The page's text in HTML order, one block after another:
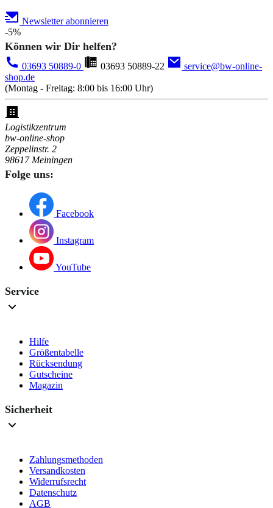
Newsletter abonnieren
-5%
Können wir Dir helfen?
03693 50889-0 03693 50889-22
service@bw-online-
shop.de
(Montag - Freitag: 8:00 bis 16:00 Uhr)
Logistikzentrum
bw-online-shop
Zeppelinstr. 2
98617 Meiningen
Folge uns:
Facebook
Instagram
YouTube
Service
Hilfe
Größentabelle
Rücksendung
Gutscheine
Magazin
Sicherheit
Zahlungsmethoden
Versandkosten
Widerrufsrecht
Datenschutz
AGB